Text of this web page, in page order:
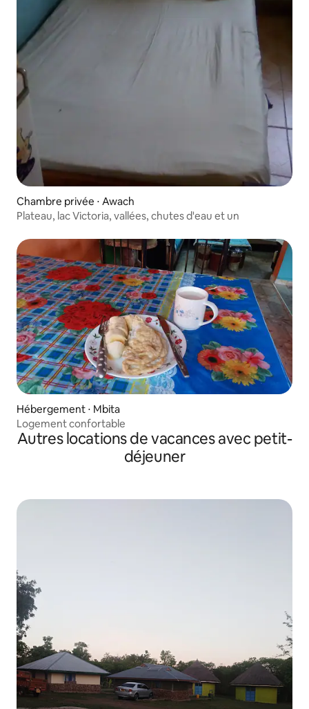
Chambre privée ⋅ Awach
Plateau, lac Victoria, vallées, chutes d'eau et un
Hébergement ⋅ Mbita
Logement confortable
Autres locations de vacances avec petit-
déjeuner